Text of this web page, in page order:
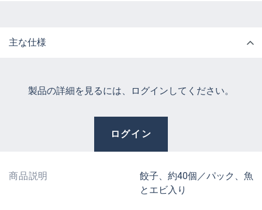
主な仕様
製品の詳細を見るには、ログインしてください。
ログイン
商品説明
餃子、約40個／パック、魚
とエビ入り